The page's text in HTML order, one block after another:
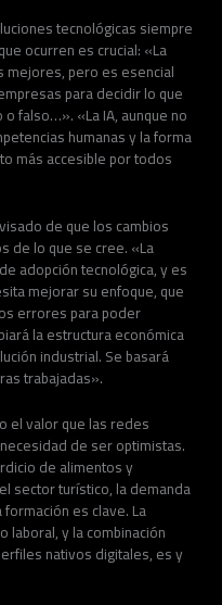
tecnológicas siempre
ocurren es crucial: «La
mejores, pero es esencial
para decidir lo que
falso…». «La IA, aunque no
humanas y la forma
más accesible por todos
de que los cambios
de lo que se cree. «La
adopción tecnológica, y es
mejorar su enfoque, que
errores para poder
la estructura económica
industrial. Se basará
trabajadas».
el valor que las redes
de ser optimistas.
de alimentos y
sector turístico, la demanda
es clave. La
y la combinación
nativos digitales, es y